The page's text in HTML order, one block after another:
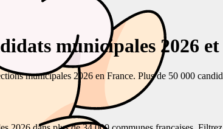
municipales 2026
municipales 2026 en France. Plus de 50 000